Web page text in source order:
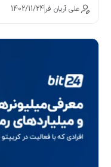
علی آریان فر1402/11/24